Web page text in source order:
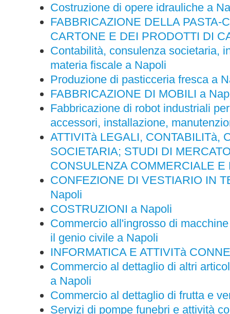
Costruzione di opere idrauliche a
FABBRICAZIONE DELLA PASTA-
CARTONE E DEI PRODOTTI DI
Contabilità, consulenza societaria,
materia fiscale a Napoli
Produzione di pasticceria fresca a
FABBRICAZIONE DI MOBILI a
Fabbricazione di robot industriali
accessori, installazione,
ATTIVITà LEGALI, CONTABILITà,
SOCIETARIA; STUDI DI
CONSULENZA COMMERCIALE
CONFEZIONE DI VESTIARIO IN
Napoli
COSTRUZIONI a Napoli
Commercio all'ingrosso di
il genio civile a Napoli
INFORMATICA E ATTIVITà
Commercio al dettaglio di altri
a Napoli
Commercio al dettaglio di frutta e
Servizi di pompe funebri e attività